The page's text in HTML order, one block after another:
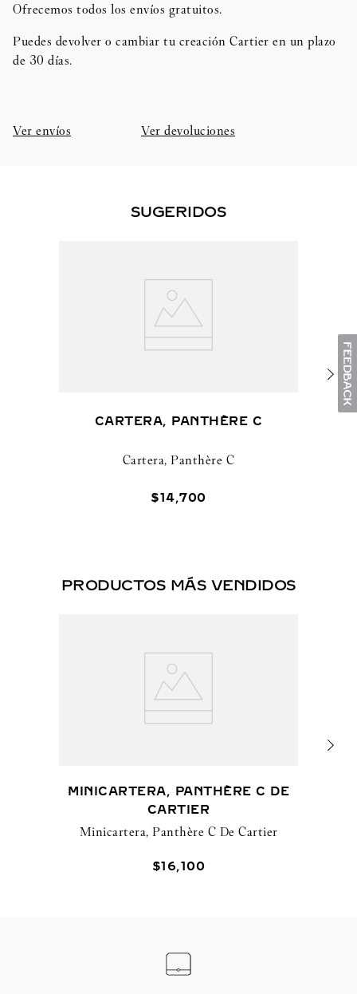
Ofrecemos todos los envíos gratuitos.
Puedes devolver o cambiar tu creación Cartier en un plazo
de 30 días.​
Ver envíos Ver devoluciones
SUGERIDOS
CARTERA, PANTHÈRE C
Cartera, Panthère C
$14,700
PRODUCTOS MÁS VENDIDOS
MINICARTERA, PANTHÈRE C DE
CARTIER
Minicartera, Panthère C De Cartier
$16,100